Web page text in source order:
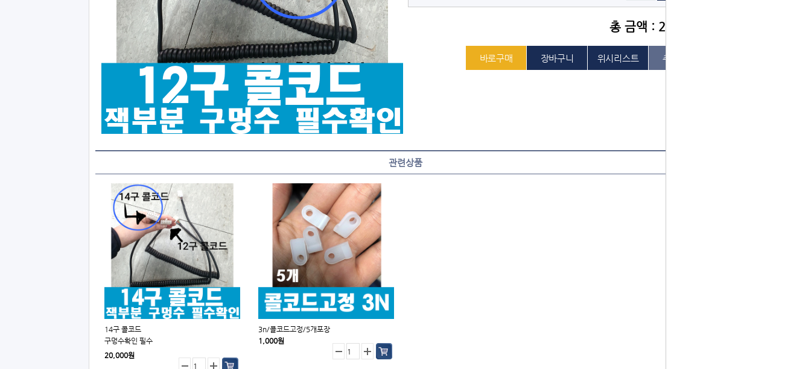
총 금액 : 20,000원
위시리스트 추천하기
관련상품
14구 콜코드
구멍수확인 필수
20,000원
3n/콜코드고정/5개포장
1,000원